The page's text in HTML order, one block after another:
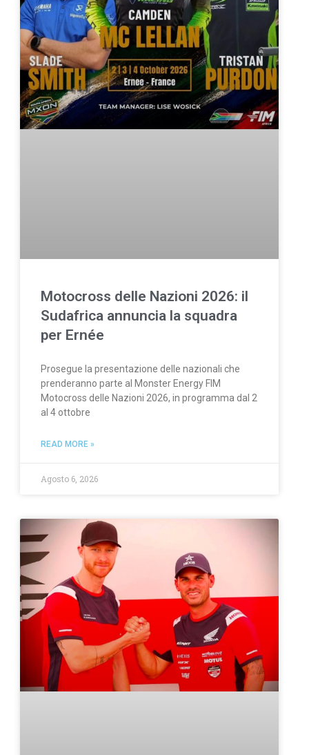
Motocross delle Nazioni 2026: il
Sudafrica annuncia la squadra
per Ernée
Prosegue la presentazione delle nazionali che
prenderanno parte al Monster Energy FIM
Motocross delle Nazioni 2026, in programma dal 2
al 4 ottobre
READ MORE »
Agosto 6, 2026